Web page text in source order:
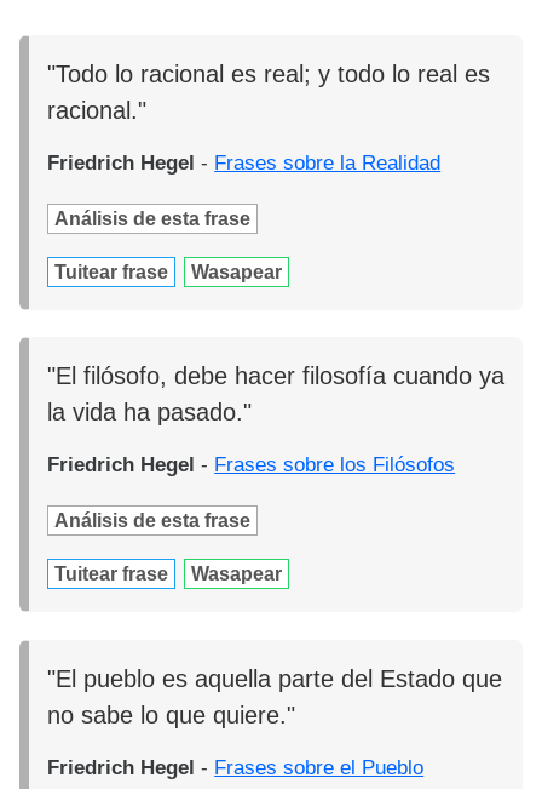
"Todo lo racional es real; y todo lo real es
racional."
Friedrich Hegel - Frases sobre la Realidad
Análisis de esta frase
Tuitear frase Wasapear
"El filósofo, debe hacer filosofía cuando ya
la vida ha pasado."
Friedrich Hegel - Frases sobre los Filósofos
Análisis de esta frase
Tuitear frase Wasapear
"El pueblo es aquella parte del Estado que
no sabe lo que quiere."
Friedrich Hegel - Frases sobre el Pueblo